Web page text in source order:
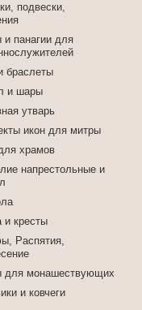
подвески,
и панагии для
браслеты
и шары
утварь
икон для митры
храмов
напрестольные и
и кресты
Распятия,
для монашествующих
и ковчеги